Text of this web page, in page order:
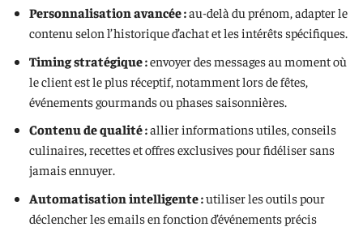
Personnalisation avancée :au-delà du prénom, adapter le
contenu selon l’historique d’achat et les intérêts spécifiques.
Timing stratégique :envoyer des messages au moment où
le client est le plus réceptif, notamment lors de fêtes,
événements gourmands ou phases saisonnières.
Contenu de qualité :allier informations utiles, conseils
culinaires, recettes et offres exclusives pour fidéliser sans
jamais ennuyer.
Automatisation intelligente :utiliser les outils pour
déclencher les emails en fonction d’événements précis